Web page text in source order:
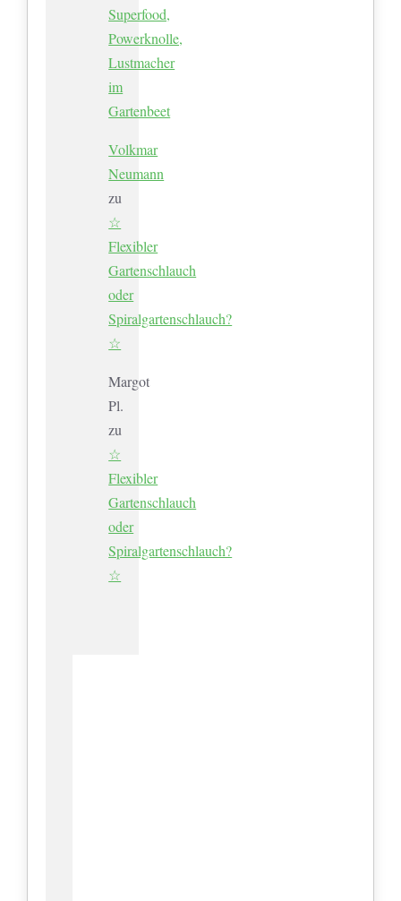
Superfood,
Powerknolle,
Lustmacher
im
Gartenbeet
Volkmar
Neumann
zu
☆
Flexibler
Gartenschlauch
oder
Spiralgartenschlauch?
☆
Margot
Pl.
zu
☆
Flexibler
Gartenschlauch
oder
Spiralgartenschlauch?
☆